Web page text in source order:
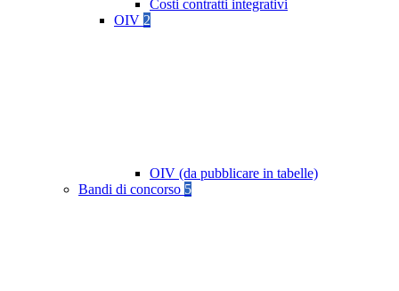
Costi contratti integrativi
OIV 2
OIV (da pubblicare in tabelle)
Bandi di concorso 5